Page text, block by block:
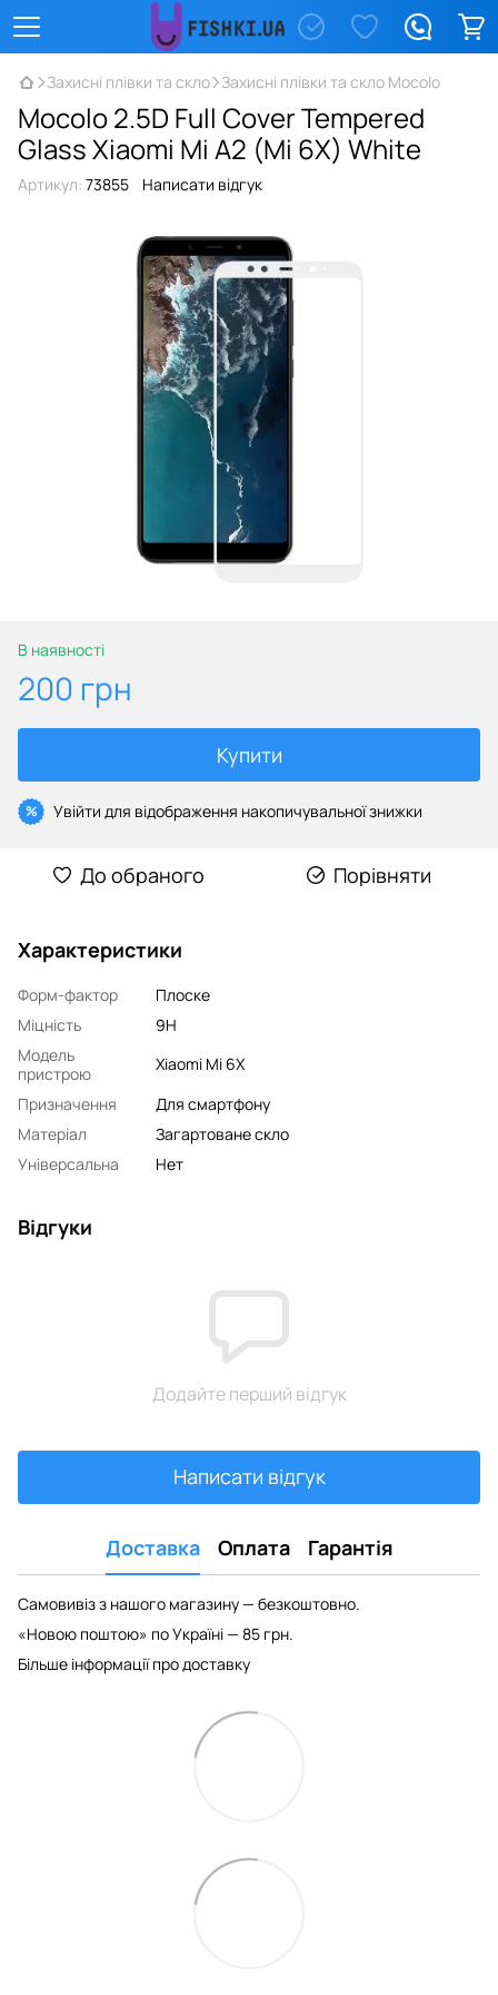
Захисні плівки та скло Захисні плівки та скло Mocolo
Mocolo 2.5D Full Cover Tempered
Glass Xiaomi Mi A2 (Mi 6X) White
Артикул: 73855 Написати відгук
В наявності
200 грн
Купити
% Увійти для відображення накопичувальної знижки
До обраного Порівняти
Характеристики
Форм-фактор
Плоске
Міцність
9H
Модель
пристрою
Xiaomi Mi 6X
Призначення
Для смартфону
Матеріал
Загартоване скло
Універсальна
Нет
Відгуки
Додайте перший відгук
Написати відгук
Доставка Оплата Гарантія
Самовивіз з нашого магазину — безкоштовно.
«Новою поштою» по Україні — 85 грн.
Більше інформації про доставку